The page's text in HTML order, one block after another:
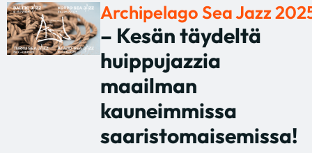
Archipelago Sea Jazz
– Kesän täydeltä
huippujazzia
maailman
kauneimmissa
saaristomaisemissa!